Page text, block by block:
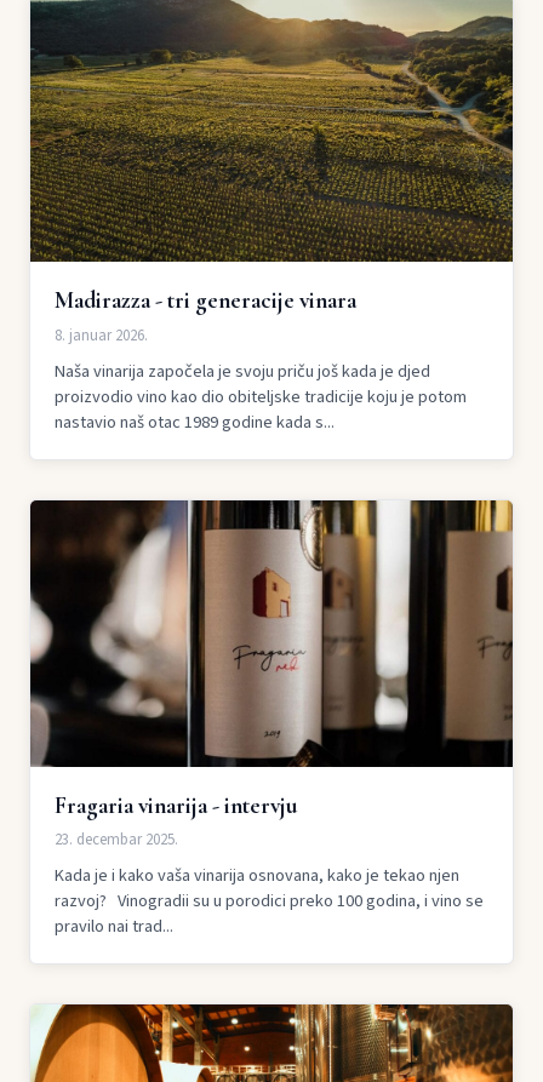
Madirazza - tri generacije vinara
8. januar 2026.
Naša vinarija započela je svoju priču još kada je djed
proizvodio vino kao dio obiteljske tradicije koju je potom
nastavio naš otac 1989 godine kada s...
Fragaria vinarija - intervju
23. decembar 2025.
Kada je i kako vaša vinarija osnovana, kako je tekao njen
razvoj? Vinogradii su u porodici preko 100 godina, i vino se
pravilo nai trad...